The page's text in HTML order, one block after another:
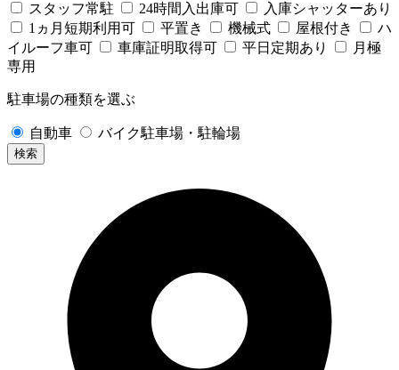
スタッフ常駐 24時間入出庫可
入庫シャッターあり
1ヵ月短期利用可
平置き 機械式 屋根付き
ハ
イルーフ車可
車庫証明取得可 平日定期あり
月極
専用
駐車場の種類を選ぶ
自動車 バイク駐車場・駐輪場
検索